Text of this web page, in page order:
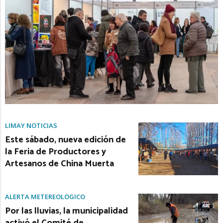
LIMAY NOTICIAS
Este sábado, nueva edición de
la Feria de Productores y
Artesanos de China Muerta
ALERTA METEREOLÓGICO
Por las lluvias, la municipalidad